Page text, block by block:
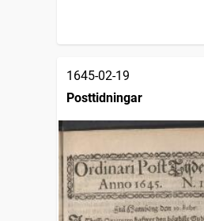
1645-02-19
Posttidningar